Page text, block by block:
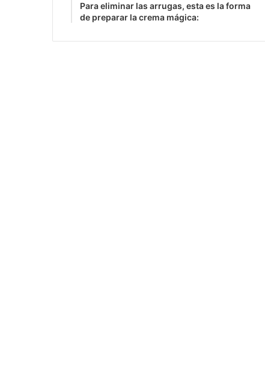
Para eliminar las arrugas, esta es la forma
de preparar la crema mágica: